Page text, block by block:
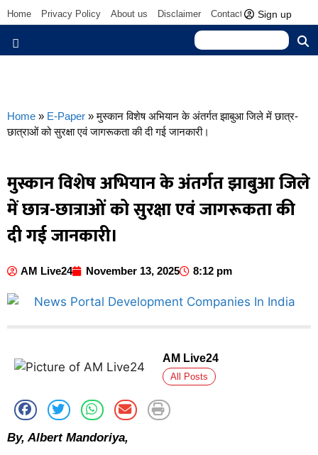
Home Privacy Policy About us Disclaimer Contact us Sign up
Home » E-Paper »मुस्कान विशेष अभियान के अंतर्गत झाबुआ जिले में छात्र-
छात्राओं को सुरक्षा एवं जागरूकता की दी गई जानकारी।
मुस्कान विशेष अभियान के अंतर्गत झाबुआ जिले
में छात्र-छात्राओं को सुरक्षा एवं जागरूकता की
दी गई जानकारी।
AM Live24 November 13, 2025 8:12 pm
AM Live24
All Posts
By, Albert Mandoriya,